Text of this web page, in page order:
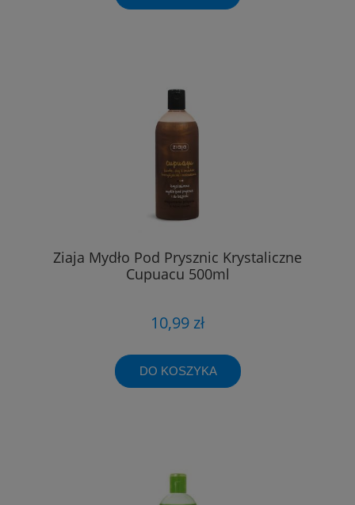
Ziaja Mydło Pod Prysznic Krystaliczne
Cupuacu 500ml
10,99 zł
DO KOSZYKA